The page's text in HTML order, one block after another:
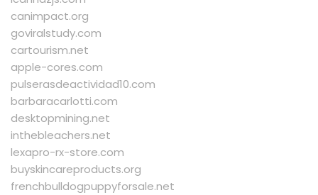
canimpact.org
goviralstudy.com
cartourism.net
apple-cores.com
pulserasdeactividad10.com
barbaracarlotti.com
desktopmining.net
inthebleachers.net
lexapro-rx-store.com
buyskincareproducts.org
frenchbulldogpuppyforsale.net